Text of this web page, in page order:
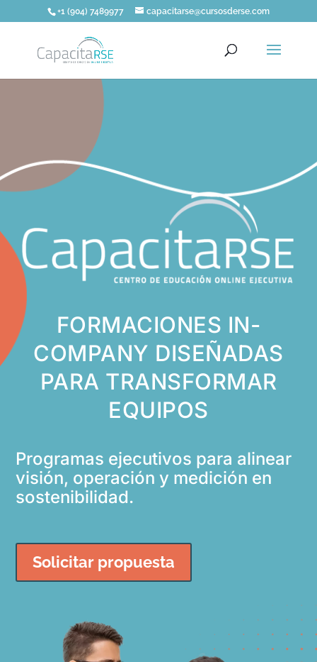
+1 (904) 7489977 capacitarse@cursosderse.com
FORMACIONES IN-
COMPANY DISEÑADAS
PARA TRANSFORMAR
EQUIPOS
Programas ejecutivos para alinear
visión, operación y medición en
sostenibilidad.
Solicitar propuesta